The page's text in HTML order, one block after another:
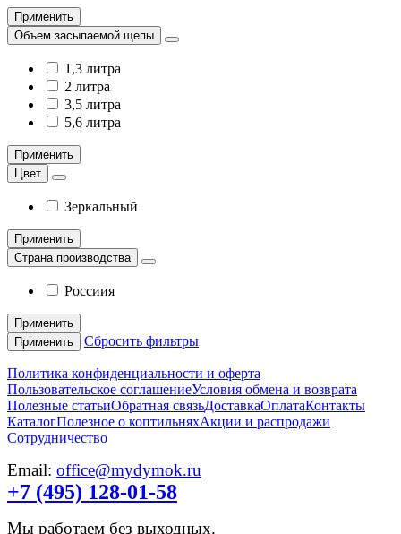
Применить
Объем засыпаемой щепы
1,3 литра
2 литра
3,5 литра
5,6 литра
Применить
Цвет
Зеркальный
Применить
Страна производства
Россиия
Применить
Применить
Сбросить фильтры
Политика конфиденциальности и оферта
Пользовательское соглашениеУсловия обмена и возврата
Полезные статьиОбратная связьДоставкаОплатаКонтакты
КаталогПолезное о коптильняхАкции и распродажи
Сотрудничество
Email: office@mydymok.ru
+7 (495) 128-01-58
Мы работаем без выходных.